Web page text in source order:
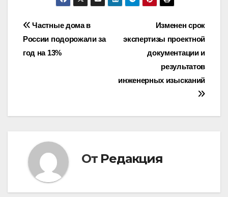
Навигация
по
Изменен срок
экспертизы проектной
документации и
результатов
инженерных изысканий
Частные дома в
России подорожали за
год на 13%
От Редакция